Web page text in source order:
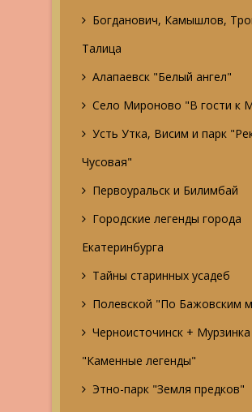
Богданович, Камышлов,
Талица
Алапаевск "Белый ангел"
Село Мироново "В гости к
Усть Утка, Висим и парк
Чусовая"
Первоуральск и Билимбай
Городские легенды города
Екатеринбурга
Тайны старинных усадеб
Полевской "По Бажовским
Черноисточинск + Мурзинка
"Каменные легенды"
Этно-парк "Земля предков"